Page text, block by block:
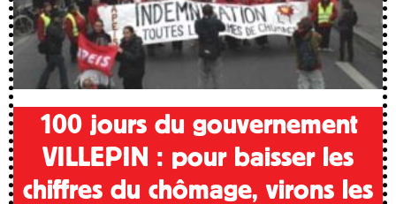
100 jours du gouvernement
VILLEPIN : pour baisser les
chiffres du chômage, virons les